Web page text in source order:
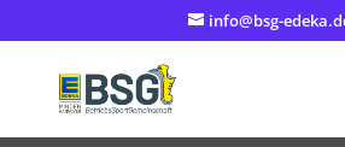
info@bsg-